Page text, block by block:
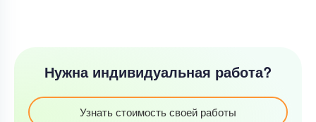
Нужна индивидуальная работа?
Узнать стоимость своей работы